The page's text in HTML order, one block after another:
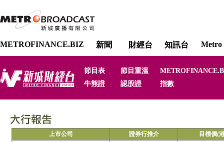
METROFINANCE.BIZ 新聞 財經台 知訊台 Metro
節目表 節目重溫
牛熊證
認股證 指數
上市公司 證券行推介
目標價(